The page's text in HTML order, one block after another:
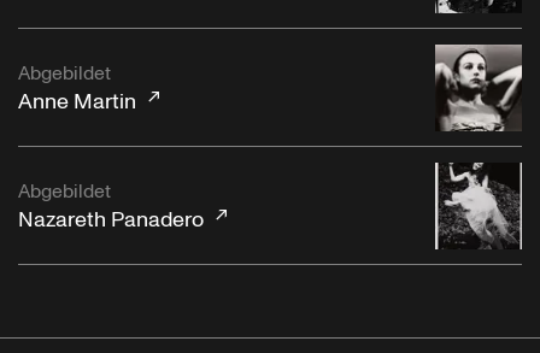
Abgebildet
Anne Martin
Abgebildet
Nazareth Panadero